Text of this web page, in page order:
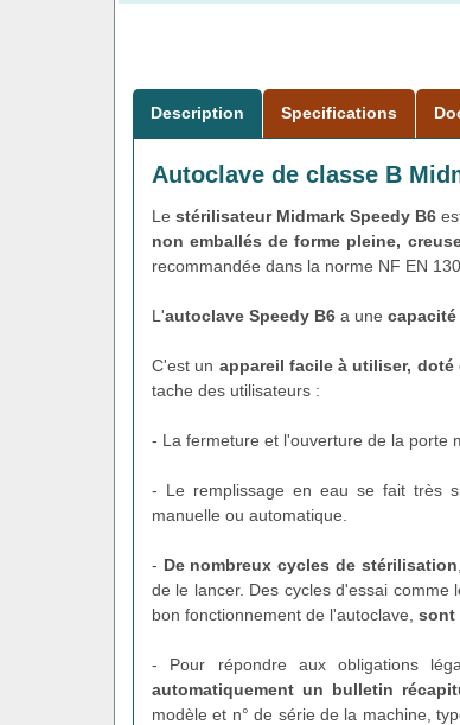
Description Specifications
Autoclave de classe B
Lestérilisateur Midmark Speedy B6
non emballés de forme pleine,
recommandée dans la norme NF EN
L'autoclave Speedy B6 a une capacité
C'est un appareil facile à utiliser,
tache des utilisateurs :
- La fermeture et l'ouverture de la porte
- Le remplissage en eau se fait très
manuelle ou automatique.
- De nombreux cycles de stérilisation
de le lancer. Des cycles d'essai comme
bon fonctionnement de l'autoclave, sont
- Pour répondre aux obligations
automatiquement un bulletin
modèle et n° de série de la machine,